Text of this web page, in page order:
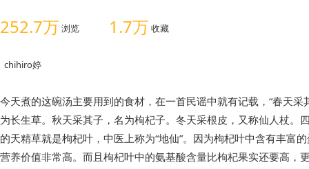
252.7万 浏览 1.7万 收藏
chihiro婷
今天煮的这碗汤主要用到的食材，在一首民谣中就有记载，“春天
为长生草。秋天采其子，名为枸杞子。冬天采根皮，又称仙人杖。
的天精草就是枸杞叶，中医上称为“地仙”。因为枸杞叶中含有丰富
营养价值非常高。而且枸杞叶中的氨基酸含量比枸杞果实还要高，